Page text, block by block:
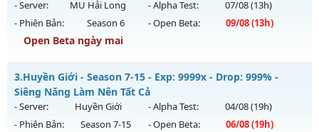
ngày 31/07/2626
Exp: 300x - Drop: 20%
Kiểu reset: Reset In Game
Antihack: UGK ANTIHACK
- Server: MU Hải Long - Alpha Test: 07/08(13h)
- Phiên Bản:
Season 6 - Open Beta: 09/08(13h)
Open Beta ngày mai
MU Hải Long - Săn Boss nhận Xu & Đồ Socket cuối,
Mu mới ra tháng 08 2026 - Mở máy chủ
13h ngày 09/08/2626
Exp: 200x - Drop: 30%
3.Huyền Giới - Season 7-15 - Exp: 9999x - Drop: 999% -
Siêng Năng Làm Nên Tất Cả
- Server: Huyền Giới - Alpha Test: 04/08(19h)
- Phiên Bản:
Season 7-15 - Open Beta: 06/08(19h)